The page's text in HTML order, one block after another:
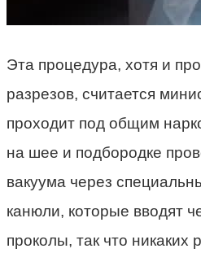
Эта процедура, хотя и
разрезов, считается
проходит под общим
на шее и подбородке
вакуума через
канюли, которые вводят
проколы, так что никаких